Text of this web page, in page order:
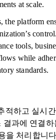
at scale.
the platform
tools,
while
standards.
적하고 실시
과에 연결하
을 처리합니